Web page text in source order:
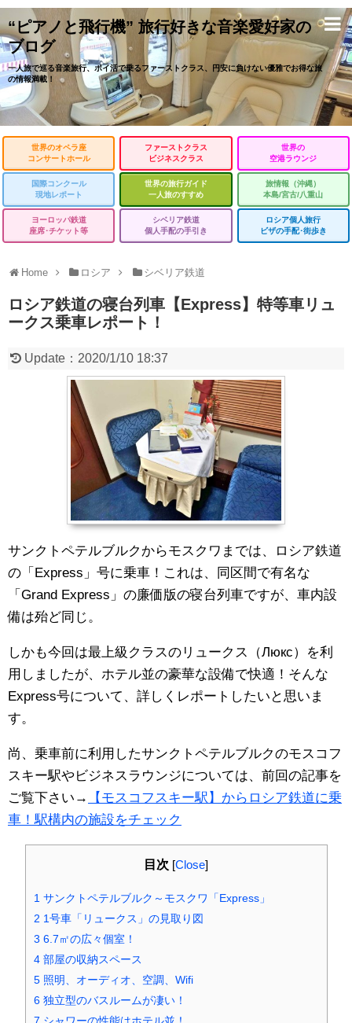
“ピアノと飛行機” 旅行好きな音楽愛好家の
ブログ
一人旅で巡る音楽旅行、ポイ活で乗るファーストクラス、円安に負けない優雅でお得な旅
の情報満載！
世界のオペラ座
コンサートホール
ファーストクラス
ビジネスクラス
世界の
空港ラウンジ
国際コンクール
現地レポート
世界の旅行ガイド
一人旅のすすめ
旅情報（沖縄）
本島/宮古/八重山
ヨーロッパ鉄道
座席･チケット等
シベリア鉄道
個人手配の手引き
ロシア個人旅行
ビザの手配･街歩き
Home ロシア シベリア鉄道
ロシア鉄道の寝台列車【Express】特等車リュ
ークス乗車レポート！
Update： 2020/1/10 18:37
サンクトペテルブルクからモスクワまでは、ロシア鉄道
の「Express」号に乗車！これは、同区間で有名な
「Grand Express」の廉価版の寝台列車ですが、車内設
備は殆ど同じ。
しかも今回は最上級クラスのリュークス（Люкс）を利
用しましたが、ホテル並の豪華な設備で快適！そんな
Express号について、詳しくレポートしたいと思いま
す。
尚、乗車前に利用したサンクトペテルブルクのモスコフ
スキー駅やビジネスラウンジについては、前回の記事を
ご覧下さい→
【モスコフスキー駅】からロシア鉄道に乗
車！駅構内の施設をチェック
目次 [Close]
1 サンクトペテルブルク～モスクワ「Express」
2 1号車「リュークス」の見取り図
3 6.7㎡の広々個室！
4部屋の収納スペース
5照明、オーディオ、空調、Wifi
6独立型のバスルームが凄い！